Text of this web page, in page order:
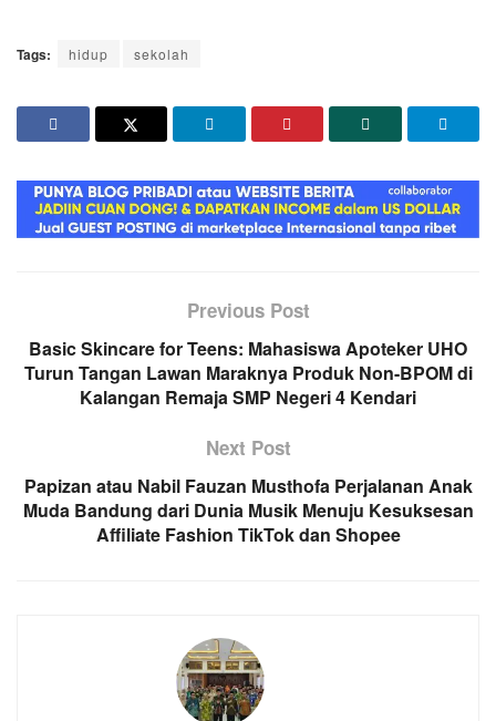
Tags: hidup sekolah
Previous Post
Basic Skincare for Teens: Mahasiswa Apoteker UHO
Turun Tangan Lawan Maraknya Produk Non-BPOM di
Kalangan Remaja SMP Negeri 4 Kendari
Next Post
Papizan atau Nabil Fauzan Musthofa Perjalanan Anak
Muda Bandung dari Dunia Musik Menuju Kesuksesan
Affiliate Fashion TikTok dan Shopee